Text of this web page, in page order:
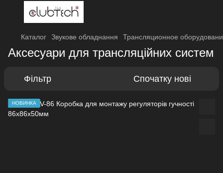
Каталог Звукове обладнання Трансляционное
Аксесуари для трансляційних систем
Фільтр Спочатку нові
НОВИНКА